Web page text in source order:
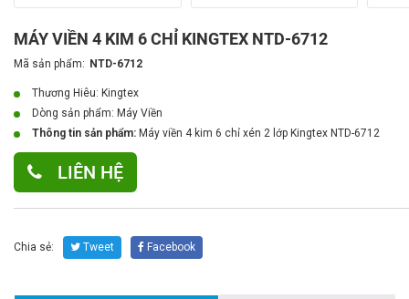
MÁY VIỀN 4 KIM 6 CHỈ KINGTEX NTD-6712
Mã sản phẩm: NTD-6712
Thương Hiêu: Kingtex
Dòng sản phẩm: Máy Viền
Thông tin sản phẩm: Máy viền 4 kim 6 chỉ xén 2 lớp Kingtex NTD-6712
LIÊN HỆ
Chia sẻ: Tweet Facebook